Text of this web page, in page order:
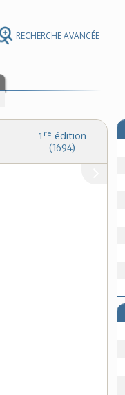
RECHERCHE AVANCÉE
1 re édition
(1694)